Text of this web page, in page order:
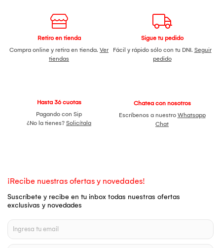
Retiro en tienda
Compra online y retira en tienda. Ver
tiendas
Sigue tu pedido
Fácil y rápido sólo con tu DNI. Seguir
pedido
Hasta 36 cuotas
Pagando con Sip
¿No la tienes? Solicítala
Chatea con nosotros
Escríbenos a nuestro Whatsapp
Chat
¡Recibe nuestras ofertas y novedades!
Suscríbete y recibe en tu inbox todas nuestras ofertas
exclusivas y novedades